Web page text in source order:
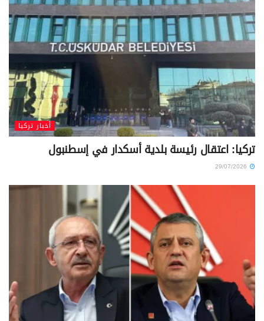
أخبار تركيا
تركيا: اعتقال رئيسة بلدية أسكدار في إسطنبول